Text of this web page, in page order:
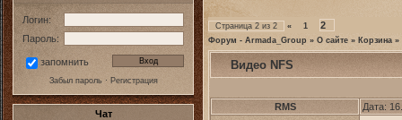
Логин:
Пароль:
запомнить
Забыл пароль· Регистрация
Чат
Страница 2 из 2 « 1 2
Форум - Armada_Group » О сайте » Корзина »
Видео NFS
RMS Дата: